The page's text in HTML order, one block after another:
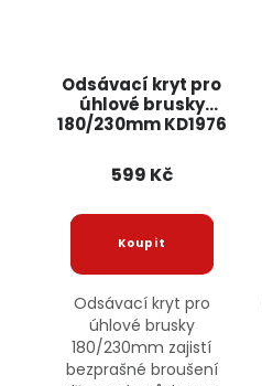
Odsávací kryt pro
úhlové brusky
180/230mm KD1976
599 Kč
Odsávací kryt pro
úhlové brusky
180/230mm zajistí
bezprašné broušení